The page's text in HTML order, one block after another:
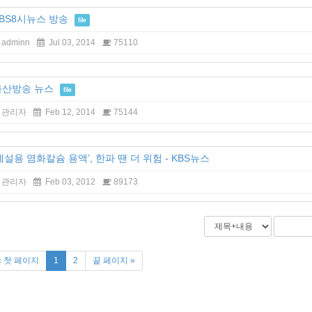
시뉴스 방송 file
adminn Jul 03, 2014 75110
산방송 뉴스 file
관리자 Feb 12, 2014 75144
설용 염화칼슘 용액’, 한파 땐 더 위험 - KBS뉴스
관리자 Feb 03, 2012 89173
첫 페이지 1 2 끝 페이지 »